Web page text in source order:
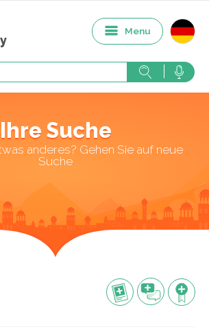
Menu
Ihre Suche
anderes? Gehen Sie auf neue
Suche